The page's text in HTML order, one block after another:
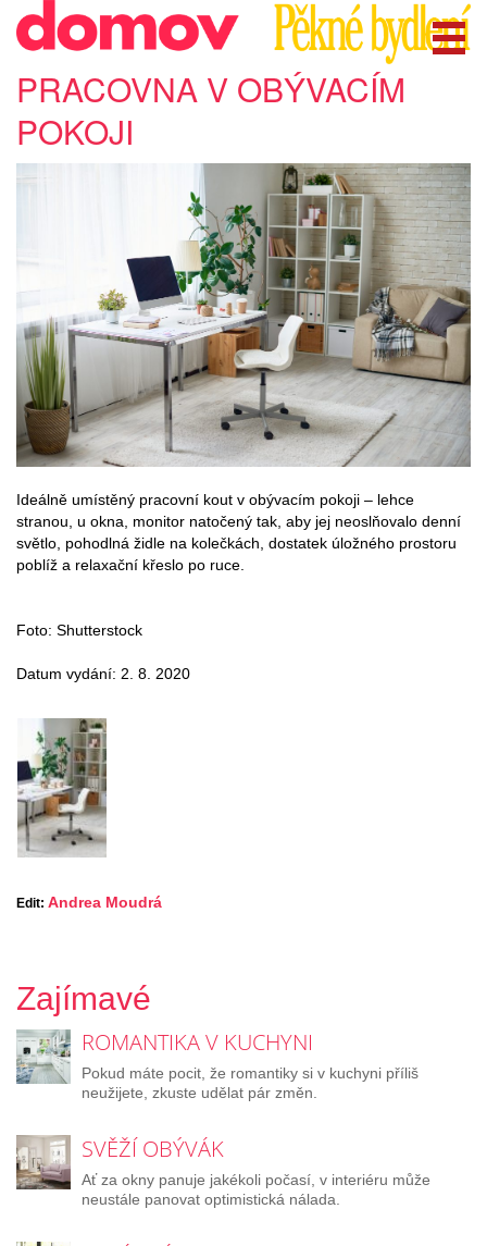
PRACOVNA V OBÝVACÍM
POKOJI
Ideálně umístěný pracovní kout v obývacím pokoji – lehce
stranou, u okna, monitor natočený tak, aby jej neoslňovalo denní
světlo, pohodlná židle na kolečkách, dostatek úložného prostoru
poblíž a relaxační křeslo po ruce.
Foto: Shutterstock
Datum vydání: 2. 8. 2020
Edit: Andrea Moudrá
Zajímavé
ROMANTIKA V KUCHYNI
Pokud máte pocit, že romantiky si v kuchyni příliš
neužijete, zkuste udělat pár změn.
SVĚŽÍ OBÝVÁK
Ať za okny panuje jakékoli počasí, v interiéru může
neustále panovat optimistická nálada.